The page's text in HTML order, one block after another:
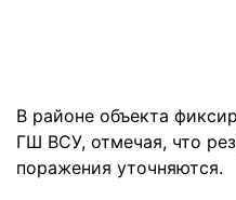
В районе объекта
ГШ ВСУ, отмечая, что
поражения уточняются.